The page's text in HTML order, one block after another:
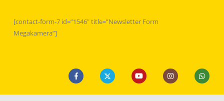
[contact-form-7 id=”1546″ title=”Newsletter Form
Megakamera”]